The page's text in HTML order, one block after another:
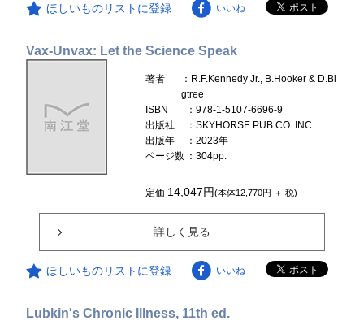
ほしいものリストに登録 いいね
Vax-Unvax: Let the Science Speak
著者
：R.F.Kennedy Jr., B.Hooker & D.Bi
gtree
ISBN
：978-1-5107-6696-9
出版社
：SKYHORSE PUB CO. INC
出版年
：2023年
ページ数 ：304pp.
定価 14,047円(本体12,770円 ＋ 税)
詳しく見る
ほしいものリストに登録 いいね
Lubkin's Chronic Illness, 11th ed.